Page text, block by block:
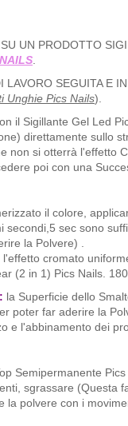
UN PRODOTTO
LAVORO SEGUITA E
Unghie Pics Nails).
il Sigillante Gel Led
direttamente sullo
non si otterrà l'effetto
poi con una
il colore,
sec sono
la Polvere) .
cromato
(2 in 1) Pics Nails.
la Superficie dello
poter far aderire la
e l'abbinamento dei
Semipermanente
sgrassare (Questa
polvere con i